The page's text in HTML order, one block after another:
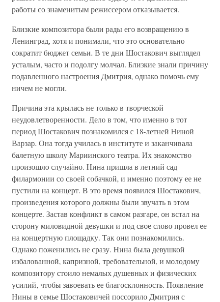
работы со знаменитым режиссером отказывается.
Близкие композитора были рады его возвращению в
Ленинград, хотя и понимали, что это основательно
сократит бюджет семьи. В те дни Шостакович выглядел
усталым, часто и подолгу молчал. Близкие знали причину
подавленного настроения Дмитрия, однако помочь ему
ничем не могли.
Причина эта крылась не только в творческой
неудовлетворенности. Дело в том, что именно в тот
период Шостакович познакомился с 18-летней Ниной
Варзар. Она тогда училась в институте и заканчивала
балетную школу Мариинского театра. Их знакомство
произошло случайно. Нина пришла в летний сад
филармонии со своей собачкой, и именно поэтому ее не
пустили на концерт. В это время появился Шостакович,
произведения которого должны были звучать в этом
концерте. Застав конфликт в самом разгаре, он встал на
сторону миловидной девушки и под свое слово провел ее
на концертную площадку. Так они познакомились.
Однако поженились не сразу. Нина была девушкой
избалованной, капризной, требовательной, и молодому
композитору стоило немалых душевных и физических
усилий, чтобы завоевать ее благосклонность. Появление
Нины в семье Шостаковичей поссорило Дмитрия с